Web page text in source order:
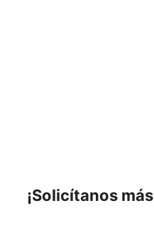
¡Solicítanos más